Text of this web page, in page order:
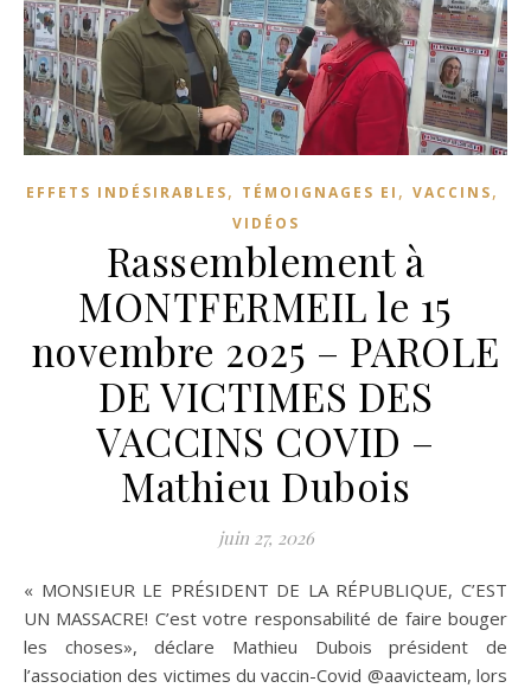
EFFETS INDÉSIRABLES, TÉMOIGNAGES EI , VACCINS,
VIDÉOS
Rassemblement à
MONTFERMEIL le 15
novembre 2025 – PAROLE
DE VICTIMES DES
VACCINS COVID –
Mathieu Dubois
juin 27, 2026
« MONSIEUR LE PRÉSIDENT DE LA RÉPUBLIQUE, C’EST
UN MASSACRE! C’est votre responsabilité de faire bouger
les choses», déclare Mathieu Dubois président de
l’association des victimes du vaccin-Covid ‪@aavicteam‬, lors